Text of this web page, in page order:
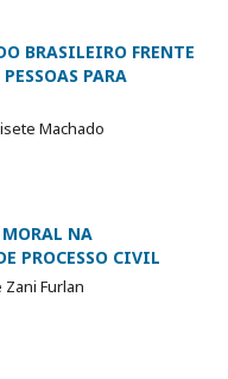
BRASILEIRO FRENTE
PARA
Machado
NA
PROCESSO CIVIL
Furlan